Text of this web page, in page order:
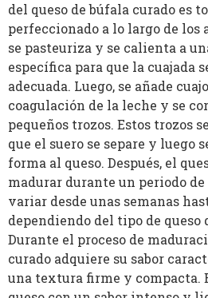
del queso de búfala curado es
perfeccionado a lo largo de los
se pasteuriza y se calienta a
específica para que la cuajada
adecuada. Luego, se añade
coagulación de la leche y se
pequeños trozos. Estos trozos
que el suero se separe y luego
forma al queso. Después, el
madurar durante un periodo
variar desde unas semanas
dependiendo del tipo de queso
Durante el proceso de
curado adquiere su sabor
una textura firme y compacta.